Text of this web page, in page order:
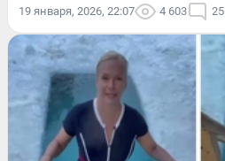
19 января, 2026, 22:07 4 603 25